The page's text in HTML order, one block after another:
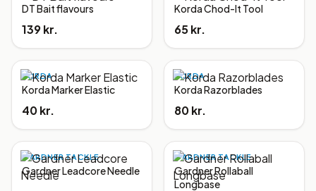
DT Bait flavours
139 kr.
Korda Chod-It Tool
65 kr.
KORDA
Korda Marker Elastic
40 kr.
KORDA
Korda Razorblades
80 kr.
GARDNER TACKLE
Gardner Leadcore Needle
GARDNER TACKLE
Gardner Rollaball
Longbase